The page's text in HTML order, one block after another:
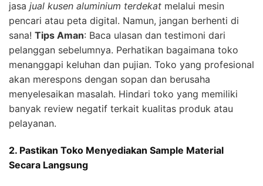
jasa jual kusen aluminium terdekat melalui mesin
pencari atau peta digital. Namun, jangan berhenti di
sana! Tips Aman: Baca ulasan dan testimoni dari
pelanggan sebelumnya. Perhatikan bagaimana toko
menanggapi keluhan dan pujian. Toko yang profesional
akan merespons dengan sopan dan berusaha
menyelesaikan masalah. Hindari toko yang memiliki
banyak review negatif terkait kualitas produk atau
pelayanan.
2. Pastikan Toko Menyediakan Sample Material
Secara Langsung